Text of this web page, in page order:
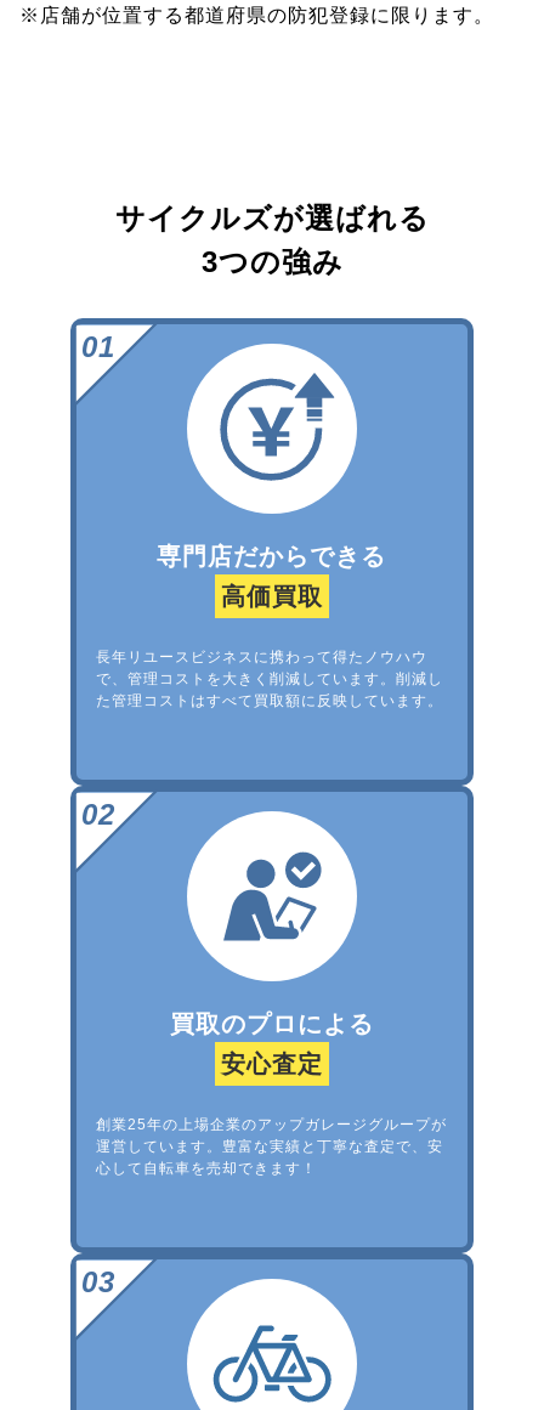
※店舗が位置する都道府県の防犯登録に限ります。
サイクルズが選ばれる
3つの強み
専門店だからできる
高価買取
長年リユースビジネスに携わって得たノウハウ
で、管理コストを大きく削減しています。削減し
た管理コストはすべて買取額に反映しています。
買取のプロによる
安心査定
創業25年の上場企業のアップガレージグループが
運営しています。豊富な実績と丁寧な査定で、安
心して自転車を売却できます！